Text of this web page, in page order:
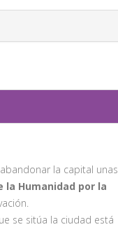
la capital unas
la Humanidad por la
se sitúa la ciudad está